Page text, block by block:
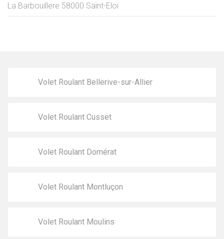
La Barbouillere 58000 Saint-Eloi
Volet Roulant Bellerive-sur-Allier
Volet Roulant Cusset
Volet Roulant Domérat
Volet Roulant Montluçon
Volet Roulant Moulins